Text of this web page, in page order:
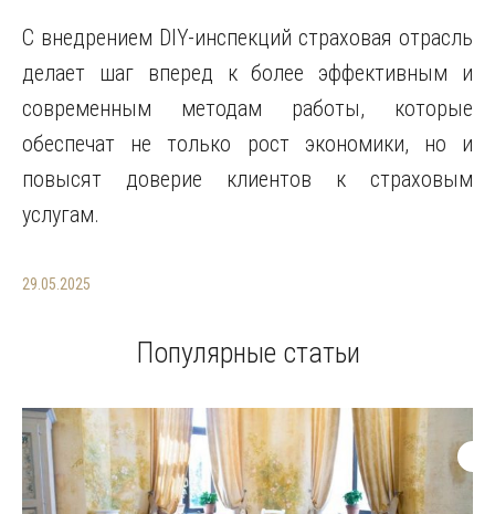
С внедрением DIY-инспекций страховая отрасль
делает шаг вперед к более эффективным и
современным методам работы, которые
обеспечат не только рост экономики, но и
повысят доверие клиентов к страховым
услугам.
29.05.2025
Популярные статьи